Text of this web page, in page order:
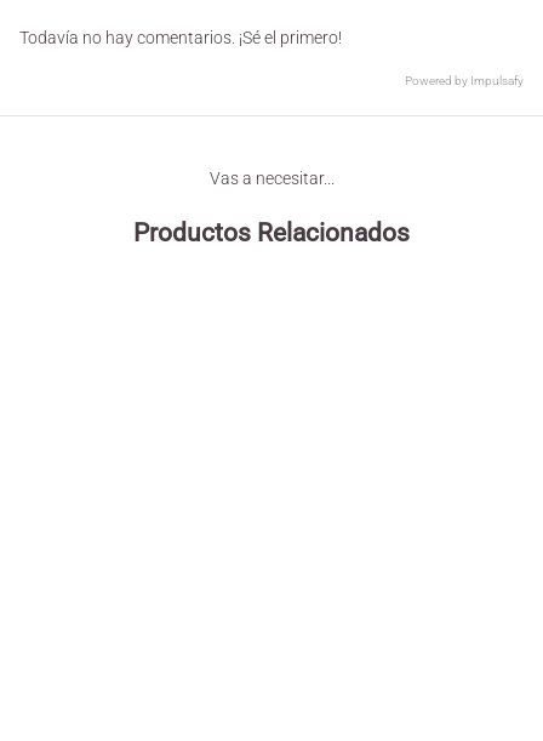
Todavía no hay comentarios. ¡Sé el primero!
Powered by Impulsafy
Vas a necesitar...
Productos Relacionados